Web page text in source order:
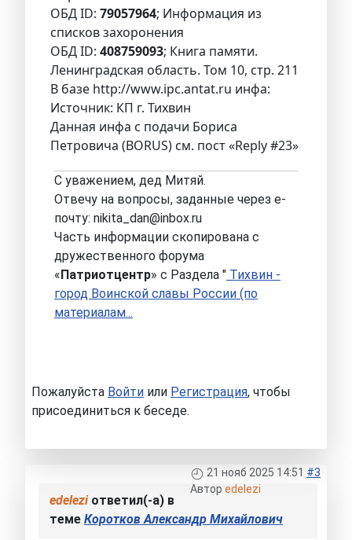
ОБД ID: 79057964; Информация из
списков захоронения
ОБД ID: 408759093; Книга памяти.
Ленинградская область. Том 10, стр. 211
В базе http://www.ipc.antat.ru инфа:
Источник: КП г. Тихвин
Данная инфа с подачи Бориса
Петровича (BORUS) см. пост «Reply #23»
С уважением, дед Митяй.
Отвечу на вопросы, заданные через е-
почту: nikita_dan@inbox.ru
Часть информации скопирована с
дружественного форума
« Патриотцентр» с Раздела " Тихвин -
город Воинской славы России (по
материалам...
Пожалуйста Войти или Регистрация, чтобы
присоединиться к беседе.
21 нояб 2025 14:51 #3
Автор edelezi
edeleziответил(-а) в
теме Коротков Александр Михайлович